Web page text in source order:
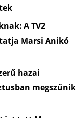
A TV2
Marsi Anikó
hazai
megszűnik